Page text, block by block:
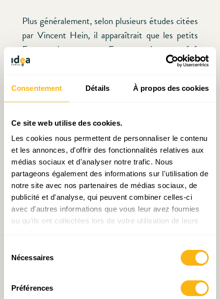
Consentement Détails À propos des cookies
Ce site web utilise des cookies.
Les cookies nous permettent de personnaliser le contenu
et les annonces, d'offrir des fonctionnalités relatives aux
médias sociaux et d'analyser notre trafic. Nous
partageons également des informations sur l'utilisation de
notre site avec nos partenaires de médias sociaux, de
publicité et d'analyse, qui peuvent combiner celles-ci
avec d'autres informations que vous leur avez fournies
ou qu'ils ont collectées lors de votre utilisation de leurs
Nécessaires
Préférences
Plus généralement, selon plusieurs études citées
par Vincent Hein, il apparaîtrait que les petits
Etats et les nouveaux Etats-membres ont été
les principaux bénéficiaires de l’intégration
présentation de Robert Kuenzel, Chef d’équipe
auprès de la Direction générale des Affaires
économiques et financières de la Commission
européenne.
15 ans après une vague d’accession historique, ce
dernier a fait le point sur l’impact de l’intégration
sur les nouveaux Etats membres au regard de
plusieurs indicateurs. Il a rappelé qu’intégrer l’UE
était une aspiration forte pour de nombreux pays
années 90, a été un moteur de changements
politiques, économiques et sociaux dans ces pays.
Sur le plan économique, le PIB par tête a connu
une forte progression entre 2000 et 2018,